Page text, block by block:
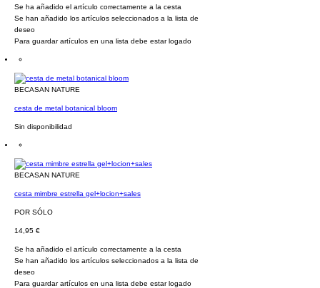
Se ha añadido el artículo correctamente a la cesta
Se han añadido los artículos seleccionados a la lista de
deseo
Para guardar artículos en una lista debe estar logado
BECASAN NATURE
cesta de metal botanical bloom
Sin disponibilidad
BECASAN NATURE
cesta mimbre estrella gel+locion+sales
POR SÓLO
14,95 €
Se ha añadido el artículo correctamente a la cesta
Se han añadido los artículos seleccionados a la lista de
deseo
Para guardar artículos en una lista debe estar logado